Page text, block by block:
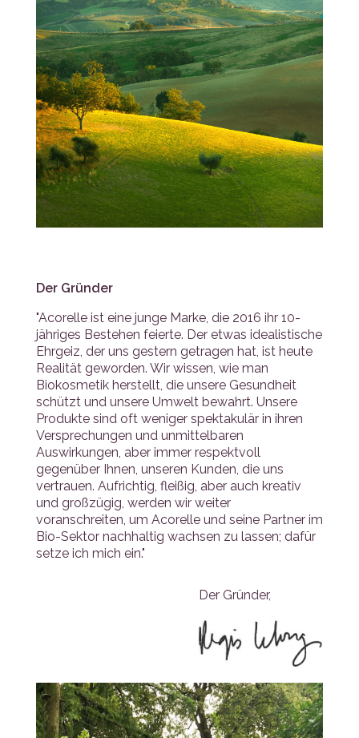
Der Gründer
"Acorelle ist eine junge Marke, die 2016 ihr 10-
jähriges Bestehen feierte. Der etwas idealistische
Ehrgeiz, der uns gestern getragen hat, ist heute
Realität geworden. Wir wissen, wie man
Biokosmetik herstellt, die unsere Gesundheit
schützt und unsere Umwelt bewahrt. Unsere
Produkte sind oft weniger spektakulär in ihren
Versprechungen und unmittelbaren
Auswirkungen, aber immer respektvoll
gegenüber Ihnen, unseren Kunden, die uns
vertrauen. Aufrichtig, fleißig, aber auch kreativ
und großzügig, werden wir weiter
voranschreiten, um Acorelle und seine Partner im
Bio-Sektor nachhaltig wachsen zu lassen; dafür
setze ich mich ein."
Der Gründer,